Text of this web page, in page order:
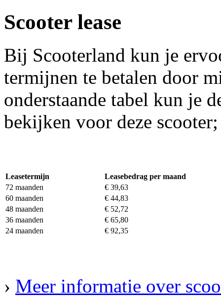
Scooter lease
Bij Scooterland kun je
termijnen te betalen door
onderstaande tabel kun je
bekijken voor deze scooter;
Leasetermijn
Leasebedrag per maand
72 maanden
€ 39,63
60 maanden
€ 44,83
48 maanden
€ 52,72
36 maanden
€ 65,80
24 maanden
€ 92,35
› Meer informatie over